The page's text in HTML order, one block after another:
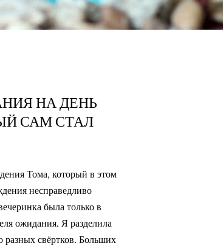
НА ДЕНЬ
САМ СТАЛ
Тома, который в этом
несправедливо
была только в
ожидания. Я разделила
разных свёртков. Больших